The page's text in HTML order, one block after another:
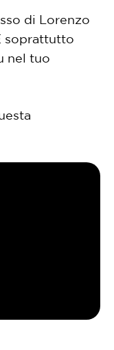
di Lorenzo
soprattutto
nel tuo